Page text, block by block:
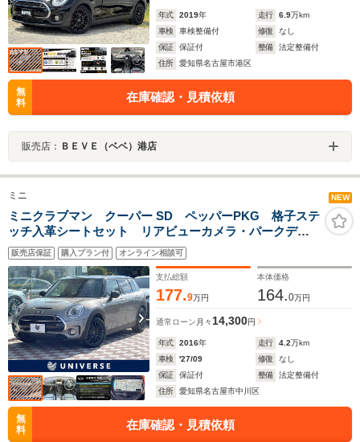
年式 2019年 走行 6.9万km
車検
車検整備付 修復
なし
保証
保証付 整備
法定整備付
住所
愛知県名古屋市港区
無
料
在庫確認・見積依頼
販売店： ＢＥＶＥ（ベベ）港店
ミニ NEW
ミニクラブマン クーパー SD ペッパーPKG 格子ステ
ッチ入革シートセット リアビューカメラ・パークディ
スタンスコントロール 純正ナビ クルーズコントロー
ル 革シート シートヒーター パワーシート LEDヘ
ッドライト ETC 禁煙
販売店保証 購入プラン付 オンライン相談可
支払総額
177.9万円
本体価格
164.0万円
通常ローン 月々 14,300円
年式 2016年 走行 4.2万km
車検
'27/09 修復
なし
保証
保証付 整備
法定整備付
住所
愛知県名古屋市中川区
無
料
在庫確認・見積依頼